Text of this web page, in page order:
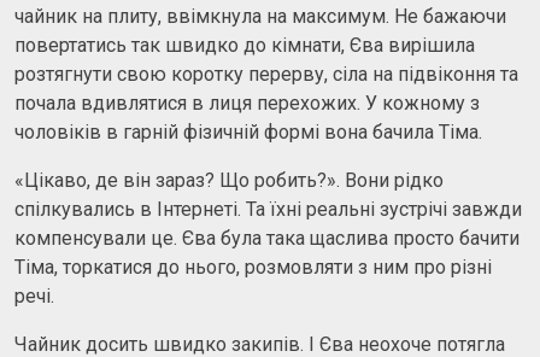
чайник на плиту, ввімкнула на максимум. Не бажаючи
повертатись так швидко до кімнати, Єва вирішила
розтягнути свою коротку перерву, сіла на підвіконня та
почала вдивлятися в лиця перехожих. У кожному з
чоловіків в гарній фізичній формі вона бачила Тіма.
«Цікаво, де він зараз? Що робить?». Вони рідко
спілкувались в Інтернеті. Та їхні реальні зустрічі завжди
компенсували це. Єва була така щаслива просто бачити
Тіма, торкатися до нього, розмовляти з ним про різні
речі.
Чайник досить швидко закипів. І Єва неохоче потягла